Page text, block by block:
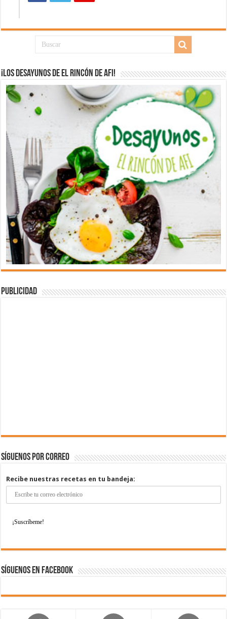
¡Los desayunos de El Rincón de Afi!
Publicidad
Síguenos por correo
Recibe nuestras recetas en tu bandeja:
Síguenos en Facebook